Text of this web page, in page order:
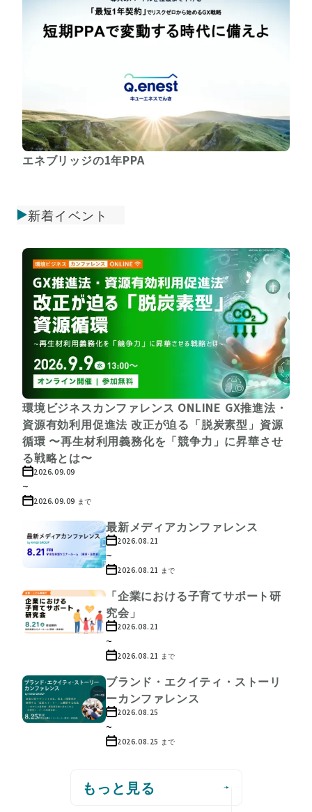
エネブリッジの1年PPA
新着イベント
環境ビジネスカンファレンス ONLINE GX推進法・
資源有効利用促進法 改正が迫る「脱炭素型」資源
循環 〜再生材利用義務化を「競争力」に昇華させ
る戦略とは〜
2026.09.09
~
2026.09.09 まで
最新メディアカンファレンス
2026.08.21
~
2026.08.21 まで
「企業における子育てサポート研
究会」
2026.08.21
~
2026.08.21 まで
ブランド・エクイティ・ストーリ
ーカンファレンス
2026.08.25
~
2026.08.25 まで
もっと見る